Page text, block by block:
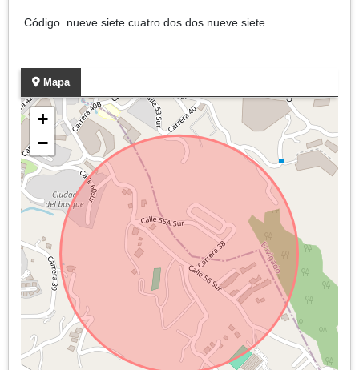
Código. nueve siete cuatro dos dos nueve siete .
Mapa
+
−